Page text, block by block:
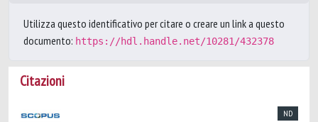
Utilizza questo identificativo per citare o creare un link a questo
documento: https://hdl.handle.net/10281/432378
Citazioni
ND